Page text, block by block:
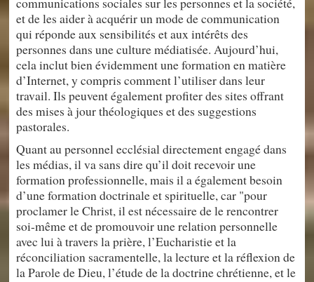
et de les aider à acquérir un mode de communication
qui réponde aux sensibilités et aux intérêts des
personnes dans une culture médiatisée. Aujourd’hui,
cela inclut bien évidemment une formation en matière
d’Internet, y compris comment l’utiliser dans leur
travail. Ils peuvent également profiter des sites offrant
des mises à jour théologiques et des suggestions
pastorales.
Quant au personnel ecclésial directement engagé dans
les médias, il va sans dire qu’il doit recevoir une
formation professionnelle, mais il a également besoin
d’une formation doctrinale et spirituelle, car "pour
proclamer le Christ, il est nécessaire de le rencontrer
soi-même et de promouvoir une relation personnelle
avec lui à travers la prière, l’Eucharistie et la
réconciliation sacramentelle, la lecture et la réflexion de
la Parole de Dieu, l’étude de la doctrine chrétienne, et le